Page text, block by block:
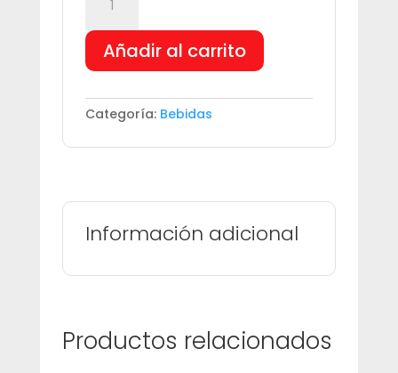
LYCHEE
BEBIDA
SABOR
LYCHEE
cantidad
Añadir al carrito
Categoría: Bebidas
Información adicional
Productos relacionados